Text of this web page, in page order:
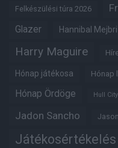
Felkészülési túra 2026
Glazer Hannibal Mejbri
Harry Maguire
Hónap játékosa Hónap
Hónap Ördöge Hull City
Jadon Sancho
Játékosértékelés